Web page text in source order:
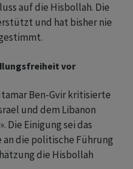
auf die Hisbollah. Die
und hat bisher nie
vor
Ben-Gvir kritisierte
und dem Libanon
Die Einigung sei das
an die politische Führung
die Hisbollah